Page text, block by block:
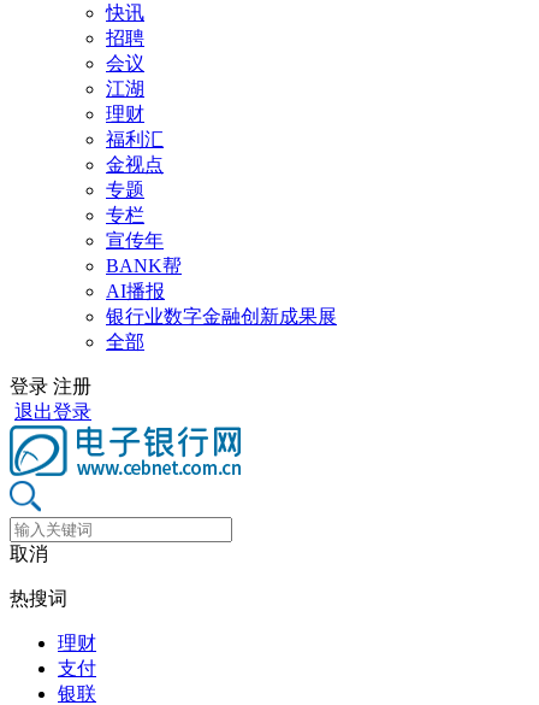
快讯
招聘
会议
江湖
理财
福利汇
金视点
专题
专栏
宣传年
BANK帮
AI播报
银行业数字金融创新成果展
全部
登录 注册
退出登录
取消
热搜词
理财
支付
银联